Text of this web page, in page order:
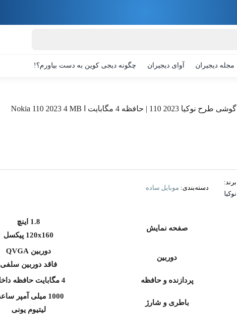
مجله دیجیران آوای دیجیران چگونه دیجی کوین به دست بیاورم؟!
گوشی طرح نوکیا 2023 110 | حافظه 4 مگابایت ا Nokia 110 2023 4 MB
برند:
نوکیا
دسته‌بندی: موبایل ساده
صفحه نمایش
1.8 اینچ
120x160 پیکسل
دوربین
دوربین QVGA
فاقد دوربین سلفی
پردازنده و حافظه
4 مگابایت حافظه داخلی
باطری و شارژ
1000 میلی آمپر ساعت
لیتیوم یونی